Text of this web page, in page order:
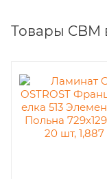
Товары